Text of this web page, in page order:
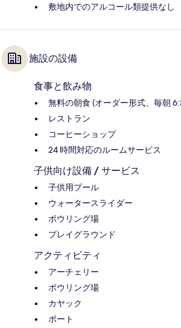
敷地内でのアルコール類提供なし
施設の設備
食事と飲み物
無料の朝食 (オーダー形式、毎朝
レストラン
コーヒーショップ
24 時間対応のルームサービス
子供向け設備 / サービス
子供用プール
ウォータースライダー
ボウリング場
プレイグラウンド
アクティビティ
アーチェリー
ボウリング場
カヤック
ボート